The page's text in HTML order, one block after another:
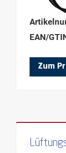
EAN/
Zum